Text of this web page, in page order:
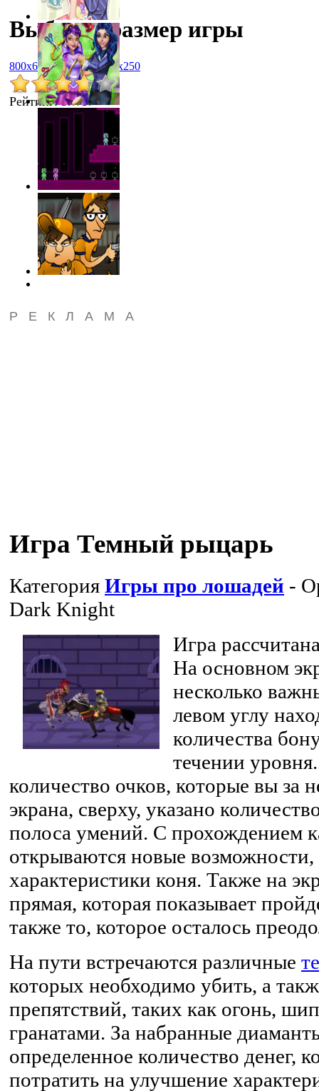
Выбрать размер игры
800x600 1024x768 450x250
Рейтинг:3.7/17
РЕКЛАМА
Игра Темный рыцарь
Категория Игры про лошадей -
Dark Knight
Игра
На основном
несколько
левом углу
количества
течении
количество очков, которые вы за
экрана, сверху, указано
полоса умений. С прохождением
открываются новые
характеристики коня. Также на
прямая, которая показывает
также то, которое осталось
На пути встречаются различные
которых необходимо убить, а
препятствий, таких как огонь,
гранатами. За набранные
определенное количество денег,
потратить на улучшение